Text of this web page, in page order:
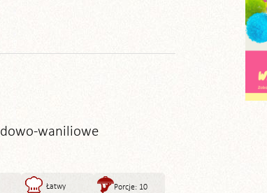
waniliowe
Łatwy Porcje: 10